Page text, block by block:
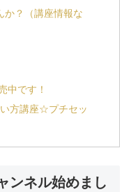
か？（講座情報な
中です！
方講座☆プチセッ
ネル始めまし